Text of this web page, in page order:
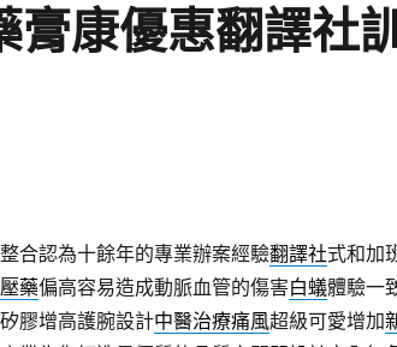
膏康優惠翻譯社
合認為十餘年的專業辦案經驗翻譯社式和加
藥偏高容易造成動脈血管的傷害白蟻體驗一
膠增高護腕設計中醫治療痛風超級可愛增加